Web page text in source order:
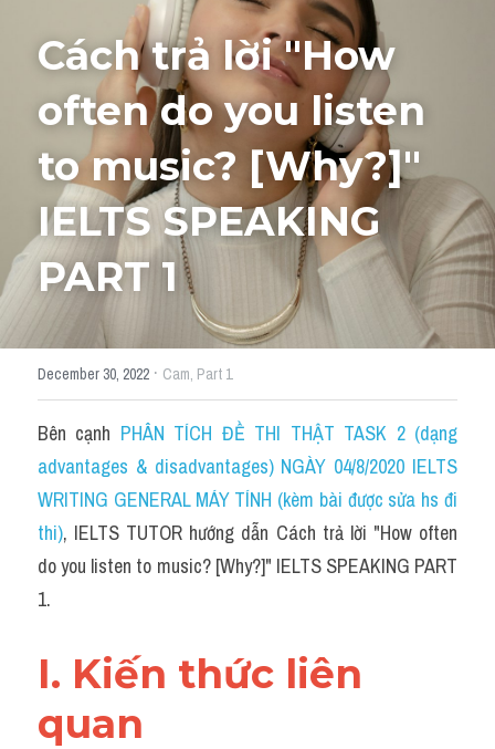
HỌC THỬ
Cách trả lời "How
often do you listen
to music? [Why?]"
IELTS SPEAKING
PART 1
December 30, 2022 · Cam, Part 1
Bên cạnh PHÂN TÍCH ĐỀ THI THẬT TASK 2 (dạng
advantages & disadvantages) NGÀY 04/8/2020 IELTS
WRITING GENERAL MÁY TÍNH (kèm bài được sửa hs đi
thi), IELTS TUTOR hướng dẫn Cách trả lời "How often
do you listen to music? [Why?]" IELTS SPEAKING PART
1.
I. Kiến thức liên
quan